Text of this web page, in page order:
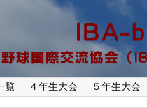
覧 ４年生大会 ５年生大会